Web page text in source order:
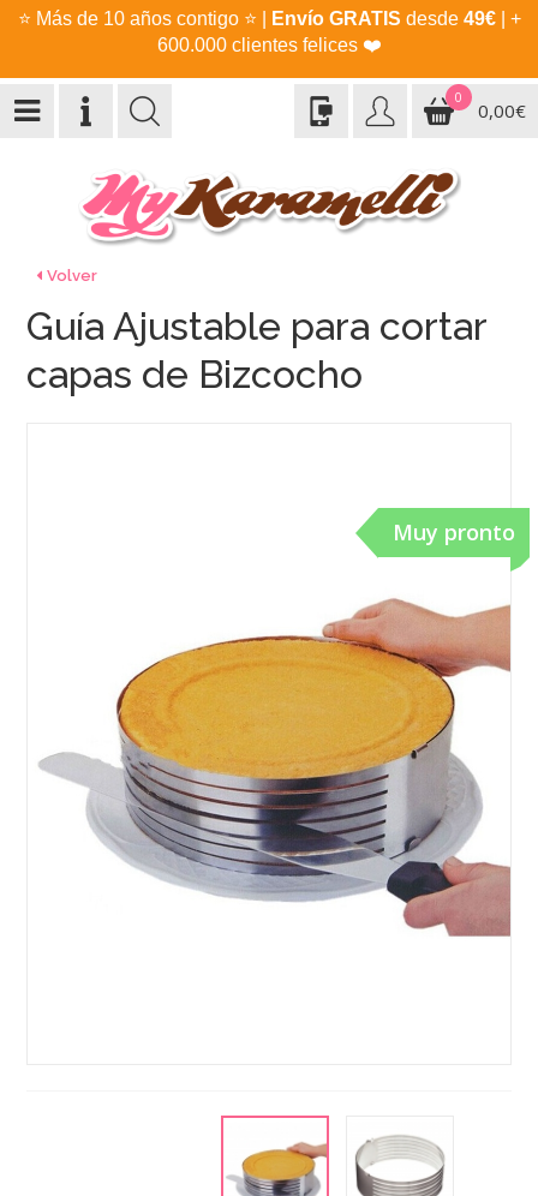
⭐ Más de 10 años contigo ⭐ Envío GRATIS desde 49€| +
600.000 clientes felices ❤️
0
0,00€
Volver
Muy pronto
Guía Ajustable para cortar
capas de Bizcocho